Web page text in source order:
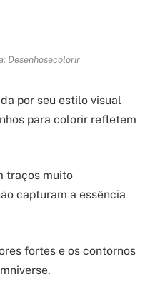
Desenhosecolorir
por seu estilo visual
para colorir refletem
traços muito
capturam a essência
fortes e os contornos